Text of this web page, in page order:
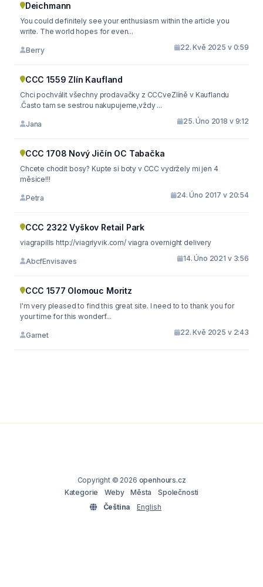
Deichmann
You could definitely see your enthusiasm within the article you
write. The world hopes for even...
Berry 22. Kvě 2025 v 0:59
CCC 1559 Zlín Kaufland
Chci pochválit všechny prodavačky z CCCveZlíně v Kauflandu
.Často tam se sestrou nakupujeme,vždy ...
Jana 25. Úno 2018 v 9:12
CCC 1708 Nový Jičín OC Tabačka
Chcete chodit bosy? Kupte si boty v CCC vydržely mi jen 4
měsíce!!!
Petra 24. Úno 2017 v 20:54
CCC 2322 Vyškov Retail Park
viagrapills http://viagriyvik.com/ viagra overnight delivery
AbcfEnvisaves 14. Úno 2021 v 3:56
CCC 1577 Olomouc Moritz
I'm very pleased to find this great site. I need to to thank you for
your time for this wonderf...
Garnet 22. Kvě 2025 v 2:43
Copyright © 2026 openhours.cz
Kategorie
Weby Města
Společnosti
Čeština
English